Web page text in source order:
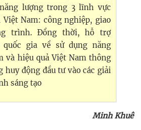
lượng trong 3 lĩnh vực
Nam: công nghiệp, giao
trình. Đồng thời, hỗ trợ
quốc gia về sử dụng năng
và hiệu quả Việt Nam thông
huy động đầu tư vào các giải
sáng tạo
Minh Khuê